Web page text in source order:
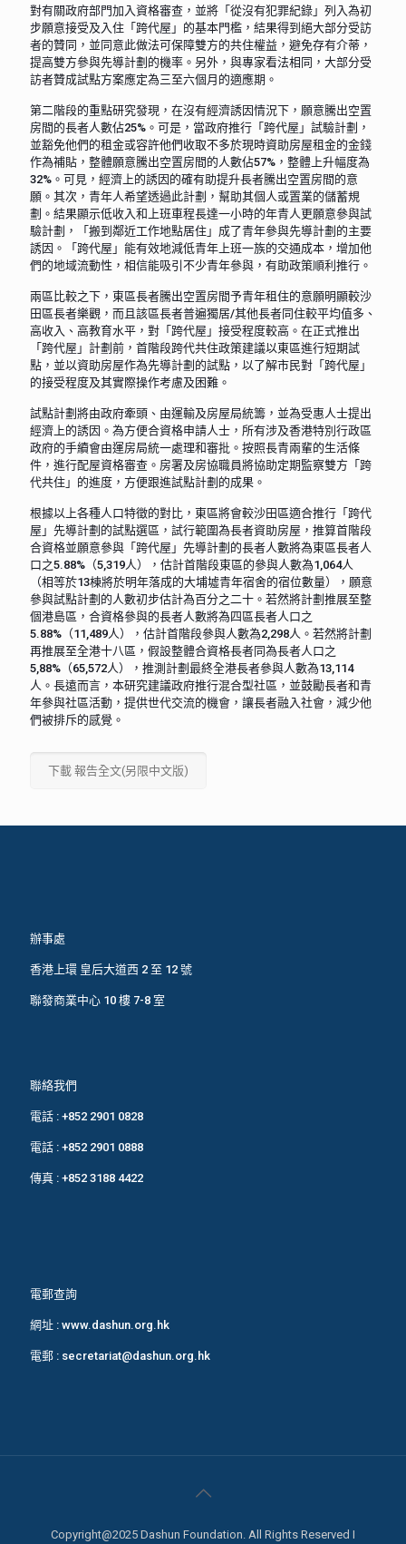
對有關政府部門加入資格審查，並將「從沒有犯罪紀錄」列入為初
步願意接受及入住「跨代屋」的基本門檻，結果得到絕大部分受訪
者的贊同，並同意此做法可保障雙方的共住權益，避免存有介蒂，
提高雙方參與先導計劃的機率。另外，與專家看法相同，大部分受
訪者贊成試點方案應定為三至六個月的適應期。
第二階段的重點研究發現，在沒有經濟誘因情況下，願意騰出空置
房間的長者人數佔25%。可是，當政府推行「跨代屋」試驗計劃，
並豁免他們的租金或容許他們收取不多於現時資助房屋租金的金錢
作為補貼，整體願意騰出空置房間的人數佔57%，整體上升幅度為
32%。可見，經濟上的誘因的確有助提升長者騰出空置房間的意
願。其次，青年人希望透過此計劃，幫助其個人或置業的儲蓄規
劃。結果顯示低收入和上班車程長達一小時的年青人更願意參與試
驗計劃，「搬到鄰近工作地點居住」成了青年參與先導計劃的主要
誘因。「跨代屋」能有效地減低青年上班一族的交通成本，增加他
們的地域流動性，相信能吸引不少青年參與，有助政策順利推行。
兩區比較之下，東區長者騰出空置房間予青年租住的意願明顯較沙
田區長者樂觀，而且該區長者普遍獨居/其他長者同住較平均值多、
高收入、高教育水平，對「跨代屋」接受程度較高。在正式推出
「跨代屋」計劃前，首階段跨代共住政策建議以東區進行短期試
點，並以資助房屋作為先導計劃的試點，以了解市民對「跨代屋」
的接受程度及其實際操作考慮及困難。
試點計劃將由政府牽頭、由運輸及房屋局統籌，並為受惠人士提出
經濟上的誘因。為方便合資格申請人士，所有涉及香港特別行政區
政府的手續會由運房局統一處理和審批。按照長青兩輩的生活條
件，進行配屋資格審查。房署及房協職員將協助定期監察雙方「跨
代共住」的進度，方便跟進試點計劃的成果。
根據以上各種人口特徵的對比，東區將會較沙田區適合推行「跨代
屋」先導計劃的試點選區，試行範圍為長者資助房屋，推算首階段
合資格並願意參與「跨代屋」先導計劃的長者人數將為東區長者人
口之5.88%（5,319人），估計首階段東區的參與人數為1,064人
（相等於13棟將於明年落成的大埔墟青年宿舍的宿位數量），願意
參與試點計劃的人數初步估計為百分之二十。若然將計劃推展至整
個港島區，合資格參與的長者人數將為四區長者人口之
5.88%（11,489人），估計首階段參與人數為2,298人。若然將計劃
再推展至全港十八區，假設整體合資格長者同為長者人口之
5,88%（65,572人），推測計劃最終全港長者參與人數為13,114
人。長遠而言，本研究建議政府推行混合型社區，並鼓勵長者和青
年參與社區活動，提供世代交流的機會，讓長者融入社會，減少他
們被排斥的感覺。
下載 報告全文(另限中文版)
辦事處
香港上環 皇后大道西 2 至 12 號
聯發商業中心 10 樓 7-8 室
聯絡我們
電話 : +852 2901 0828
電話 : +852 2901 0888
傳真 : +852 3188 4422
電郵查詢
網址 : www.dashun.org.hk
電郵 : secretariat@dashun.org.hk
Copyright@2025 Dashun Foundation. All Rights Reserved I